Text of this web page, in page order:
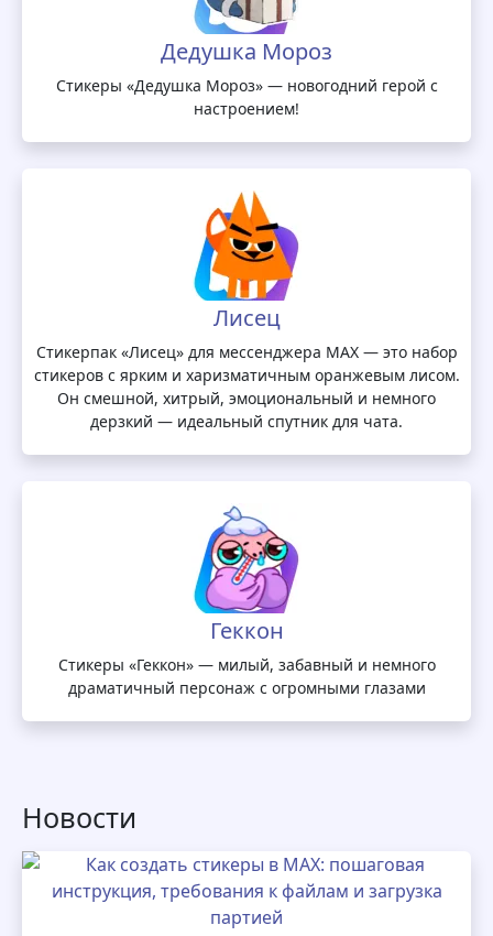
Дедушка Мороз
Стикеры «Дедушка Мороз» — новогодний герой с
настроением!
Лисец
Стикерпак «Лисец» для мессенджера MAX — это набор
стикеров с ярким и харизматичным оранжевым лисом.
Он смешной, хитрый, эмоциональный и немного
дерзкий — идеальный спутник для чата.
Геккон
Стикеры «Геккон» — милый, забавный и немного
драматичный персонаж с огромными глазами
Новости